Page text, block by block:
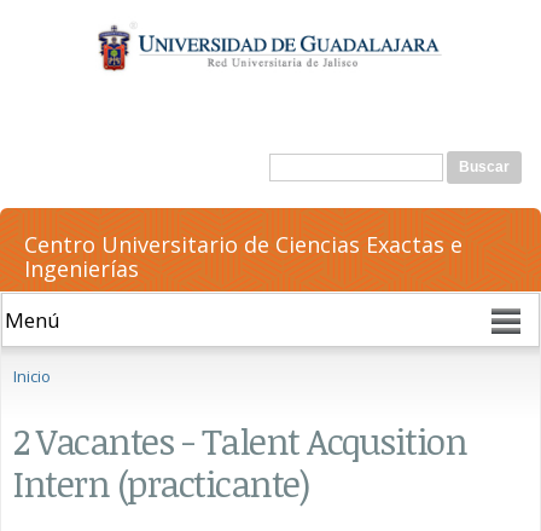
contenido
principal
Formulario de búsqueda
Buscar
Centro Universitario de Ciencias Exactas e
Ingenierías
Inicio
2 Vacantes - Talent Acqusition
Intern (practicante)